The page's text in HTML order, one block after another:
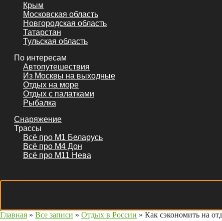
Крым
Московская область
Новгородская область
Татарстан
Тульская область
По интересам
Автопутешествия
Из Москвы на выходные
Отдых на море
Отдых с палатками
Рыбалка
Снаряжение
Трассы
Всё про М1 Беларусь
Всё про М4 Дон
Всё про М11 Нева
Главная » Все записи » Отдых в России » Как сэкономить на